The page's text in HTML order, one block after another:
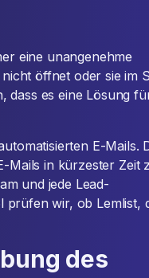
eine unangenehme
öffnet oder sie im
dass es eine Lösung
E-Mails.
Mails in kürzester Zeit
und jede Lead-
prüfen wir, ob Lemlist,
des